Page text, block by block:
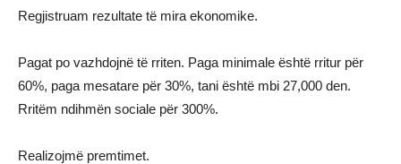
Regjistruam rezultate të mira ekonomike.
Pagat po vazhdojnë të rriten. Paga minimale është rritur për
60%, paga mesatare për 30%, tani është mbi 27,000 den.
Rritëm ndihmën sociale për 300%.
Realizojmë premtimet.